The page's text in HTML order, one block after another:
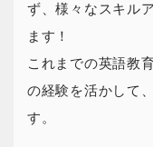
ず、様々なスキル
ます！
これまでの英語教
の経験を活かして
す。